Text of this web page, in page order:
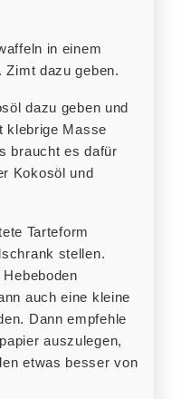
Zimt dazu geben.
klebrige Masse
braucht es dafür
Kokosöl und
stellen.
auch eine kleine
Dann empfehle
auszulegen,
etwas besser von